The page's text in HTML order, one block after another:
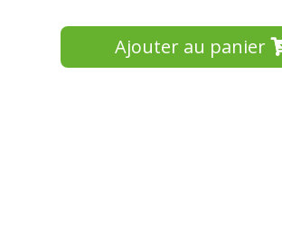
Ajouter au panier